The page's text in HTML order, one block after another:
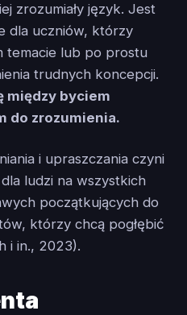
zrozumiały język. Jest
dla uczniów, którzy
temacie lub po prostu
trudnych koncepcji.
między byciem
do zrozumienia.
i upraszczania czyni
ludzi na wszystkich
początkujących do
którzy chcą pogłębić
i in., 2023).